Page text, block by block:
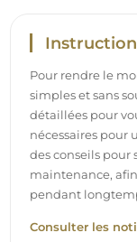
Pour rendre le
simples et sans
détaillées pour
nécessaires pour
des conseils pour
maintenance,
pendant
Consulter les